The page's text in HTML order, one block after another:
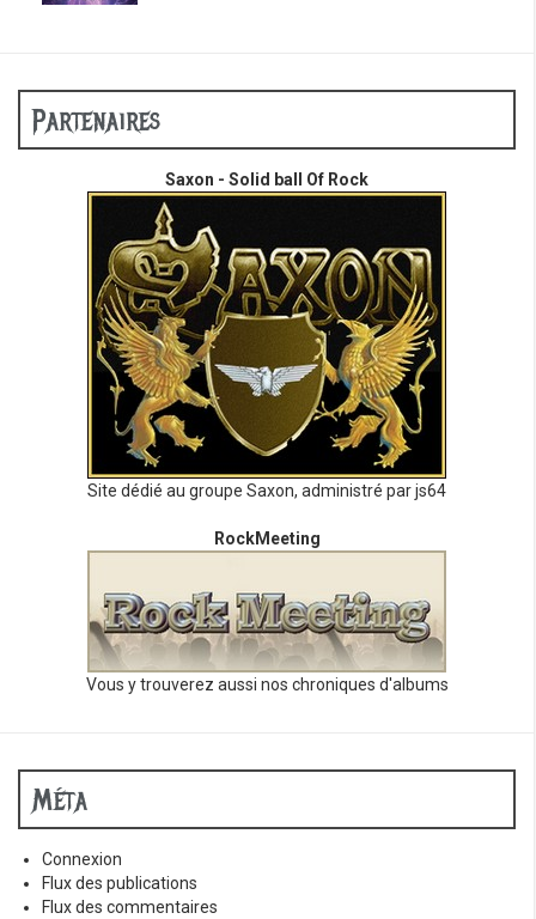
Partenaires
Saxon - Solid ball Of Rock
Site dédié au groupe Saxon, administré par js64
RockMeeting
Vous y trouverez aussi nos chroniques d'albums
Méta
Connexion
Flux des publications
Flux des commentaires